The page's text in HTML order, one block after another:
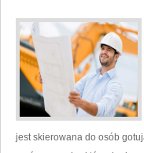
jest skierowana do osób